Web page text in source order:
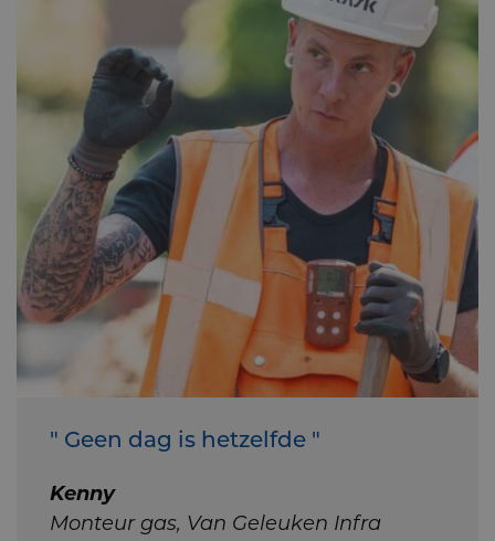
" Geen dag is hetzelfde "
Kenny
Monteur gas, Van Geleuken Infra